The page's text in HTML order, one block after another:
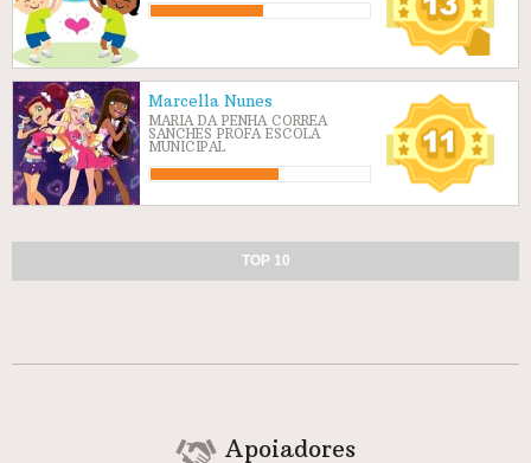
Marcella Nunes
MARIA DA PENHA CORREA
SANCHES PROFA ESCOLA
MUNICIPAL
TOP 10
Apoiadores